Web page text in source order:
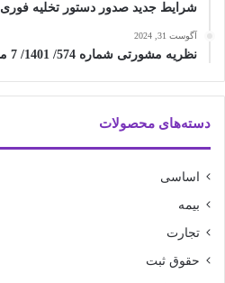
شرایط جدید صدور دستور تخلیه فوری
آگوست 31, 2024
نظریه مشورتی شماره 574/ 1401/ 7 مورخ 6/ 7/ 1401
دسته‌های محصولات
اساسی
بیمه
تجارت
حقوق ثبت